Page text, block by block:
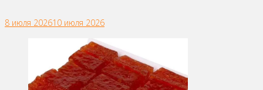
8 июля 202610 июля 2026